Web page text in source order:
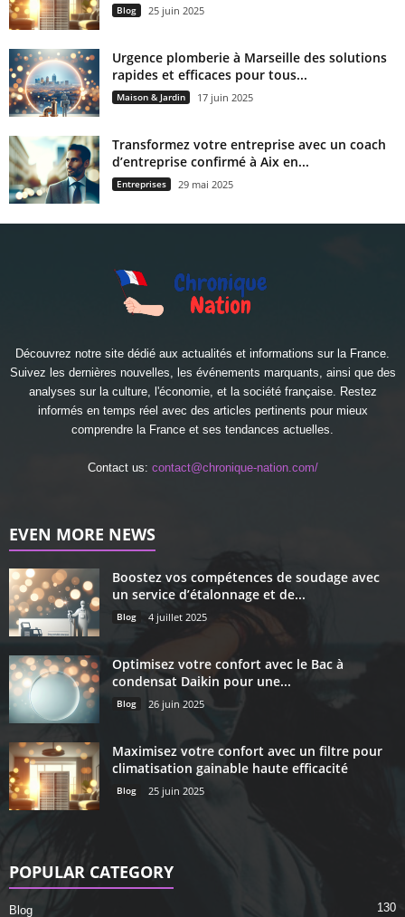
Blog 25 juin 2025
Urgence plomberie à Marseille des solutions
rapides et efficaces pour tous...
Maison & Jardin 17 juin 2025
Transformez votre entreprise avec un coach
d’entreprise confirmé à Aix en...
Entreprises 29 mai 2025
Découvrez notre site dédié aux actualités et informations sur la France.
Suivez les dernières nouvelles, les événements marquants, ainsi que des
analyses sur la culture, l'économie, et la société française. Restez
informés en temps réel avec des articles pertinents pour mieux
comprendre la France et ses tendances actuelles.
Contact us: contact@chronique-nation.com/
EVEN MORE NEWS
Boostez vos compétences de soudage avec
un service d’étalonnage et de...
Blog 4 juillet 2025
Optimisez votre confort avec le Bac à
condensat Daikin pour une...
Blog 26 juin 2025
Maximisez votre confort avec un filtre pour
climatisation gainable haute efficacité
Blog 25 juin 2025
POPULAR CATEGORY
Blog 130